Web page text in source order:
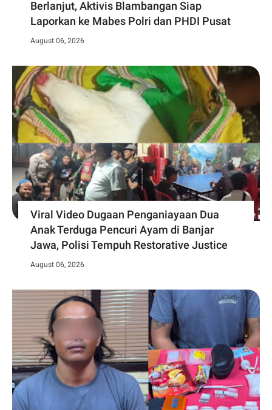
Berlanjut, Aktivis Blambangan Siap
Laporkan ke Mabes Polri dan PHDI Pusat
August 06, 2026
Viral Video Dugaan Penganiayaan Dua
Anak Terduga Pencuri Ayam di Banjar
Jawa, Polisi Tempuh Restorative Justice
August 06, 2026